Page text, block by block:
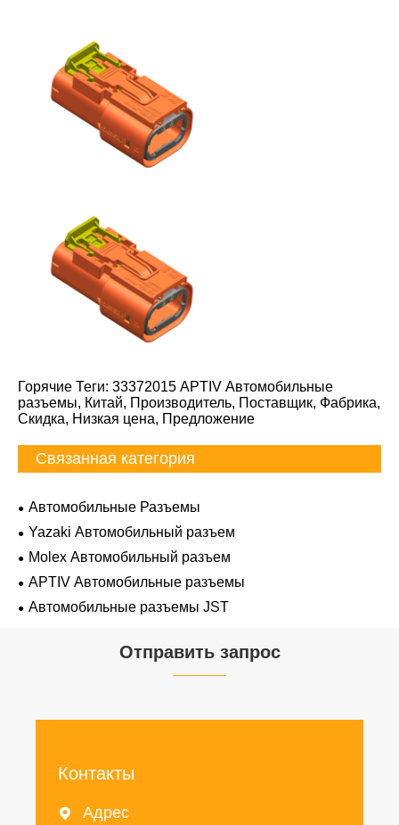
Горячие Теги: 33372015 APTIV Автомобильные
разъемы, Китай, Производитель, Поставщик, Фабрика,
Скидка, Низкая цена, Предложение
Связанная категория
Автомобильные Разъемы
Yazaki Автомобильный разъем
Molex Автомобильный разъем
APTIV Автомобильные разъемы
Автомобильные разъемы JST
Отправить запрос
Контакты
 Адрес